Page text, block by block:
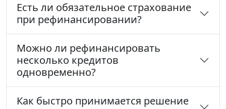
Есть ли обязательное страхование
при рефинансировании?
Можно ли рефинансировать
несколько кредитов
одновременно?
Как быстро принимается решение